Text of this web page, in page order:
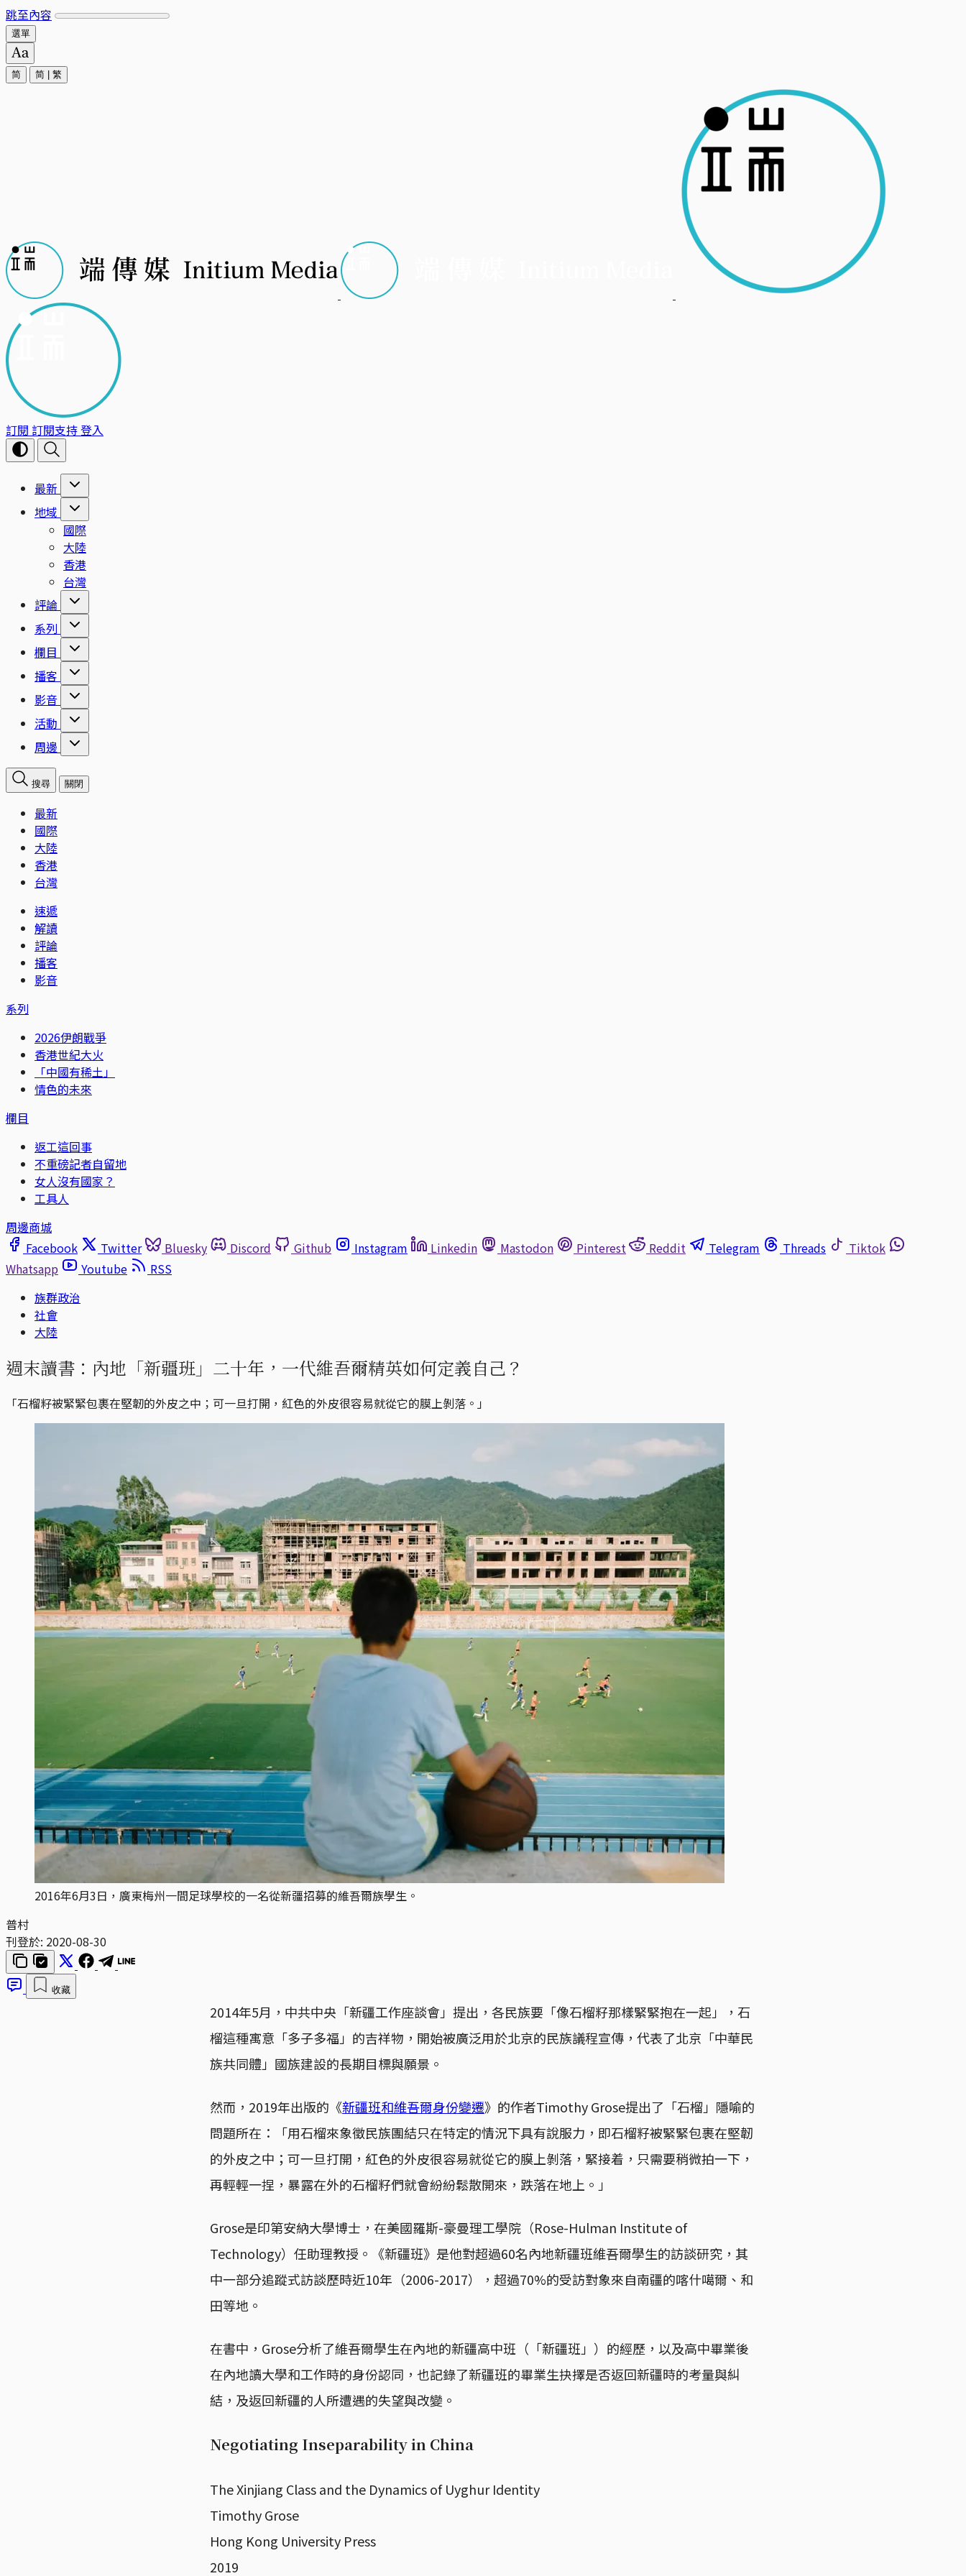
跳至內容
選單
简 简 繁
訂閱 訂閱支持登入
最新
地域
國際
大陸
香港
台灣
評論
系列
欄目
播客
影音
活動
周邊
搜尋 關閉
最新
國際
大陸
香港
台灣
速遞
解讀
評論
播客
影音
系列
2026伊朗戰爭
香港世紀大火
「中國有稀土」
情色的未來
欄目
返工這回事
不重磅記者自留地
女人沒有國家？
工具人
周邊商城
Facebook
Twitter Bluesky Discord Github Instagram Linkedin Mastodon Pinterest Reddit Telegram Threads
Tiktok
Whatsapp
Youtube
RSS
族群政治
社會
大陸
週末讀書：內地「新疆班」二十年，一代維吾爾精英如何定義自己？
「石榴籽被緊緊包裹在堅韌的外皮之中；可一旦打開，紅色的外皮很容易就從它的膜上剝落。」
2016年6月3日，廣東梅州一間足球學校的一名從新疆招募的維吾爾族學生。
普村
刊登於: 2020-08-30
收藏
2014年5月，中共中央「新疆工作座談會」提出，各民族要「像石榴籽那樣緊緊抱在一起」，石
榴這種寓意「多子多福」的吉祥物，開始被廣泛用於北京的民族議程宣傳，代表了北京「中華民
族共同體」國族建設的長期目標與願景。
然而，2019年出版的《新疆班和維吾爾身份變遷》的作者Timothy Grose提出了「石榴」隱喻的
問題所在：「用石榴來象徵民族團結只在特定的情況下具有說服力，即石榴籽被緊緊包裹在堅韌
的外皮之中；可一旦打開，紅色的外皮很容易就從它的膜上剝落，緊接着，只需要稍微拍一下，
再輕輕一捏，暴露在外的石榴籽們就會紛紛鬆散開來，跌落在地上。」
Grose是印第安納大學博士，在美國羅斯-豪曼理工學院（Rose-Hulman Institute of
Technology）任助理教授。《新疆班》是他對超過60名內地新疆班維吾爾學生的訪談研究，其
中一部分追蹤式訪談歷時近10年（2006-2017），超過70%的受訪對象來自南疆的喀什噶爾、和
田等地。
在書中，Grose分析了維吾爾學生在內地的新疆高中班（「新疆班」）的經歷，以及高中畢業後
在內地讀大學和工作時的身份認同，也記錄了新疆班的畢業生抉擇是否返回新疆時的考量與糾
結，及返回新疆的人所遭遇的失望與改變。
Negotiating Inseparability in China
The Xinjiang Class and the Dynamics of Uyghur Identity
Timothy Grose
Hong Kong University Press
2019